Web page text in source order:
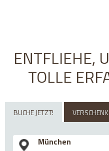
ENTFLIEHE,
TOLLE
BUCHE JETZT!